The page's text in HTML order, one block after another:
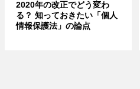
2020年の改正でどう変わ
る？ 知っておきたい「個人
情報保護法」の論点